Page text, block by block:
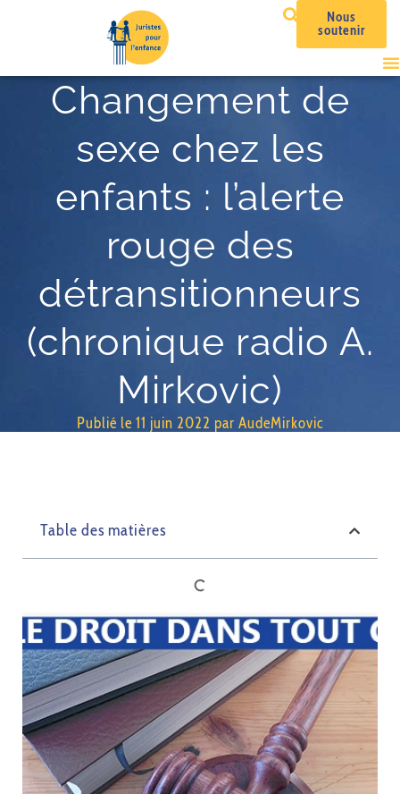
Nous
soutenir
Changement de
sexe chez les
enfants : l’alerte
rouge des
détransitionneurs
(chronique radio A.
Mirkovic)
Publié le 11 juin 2022 par AudeMirkovic
Table des matières